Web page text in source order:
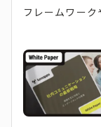
フレームワーク